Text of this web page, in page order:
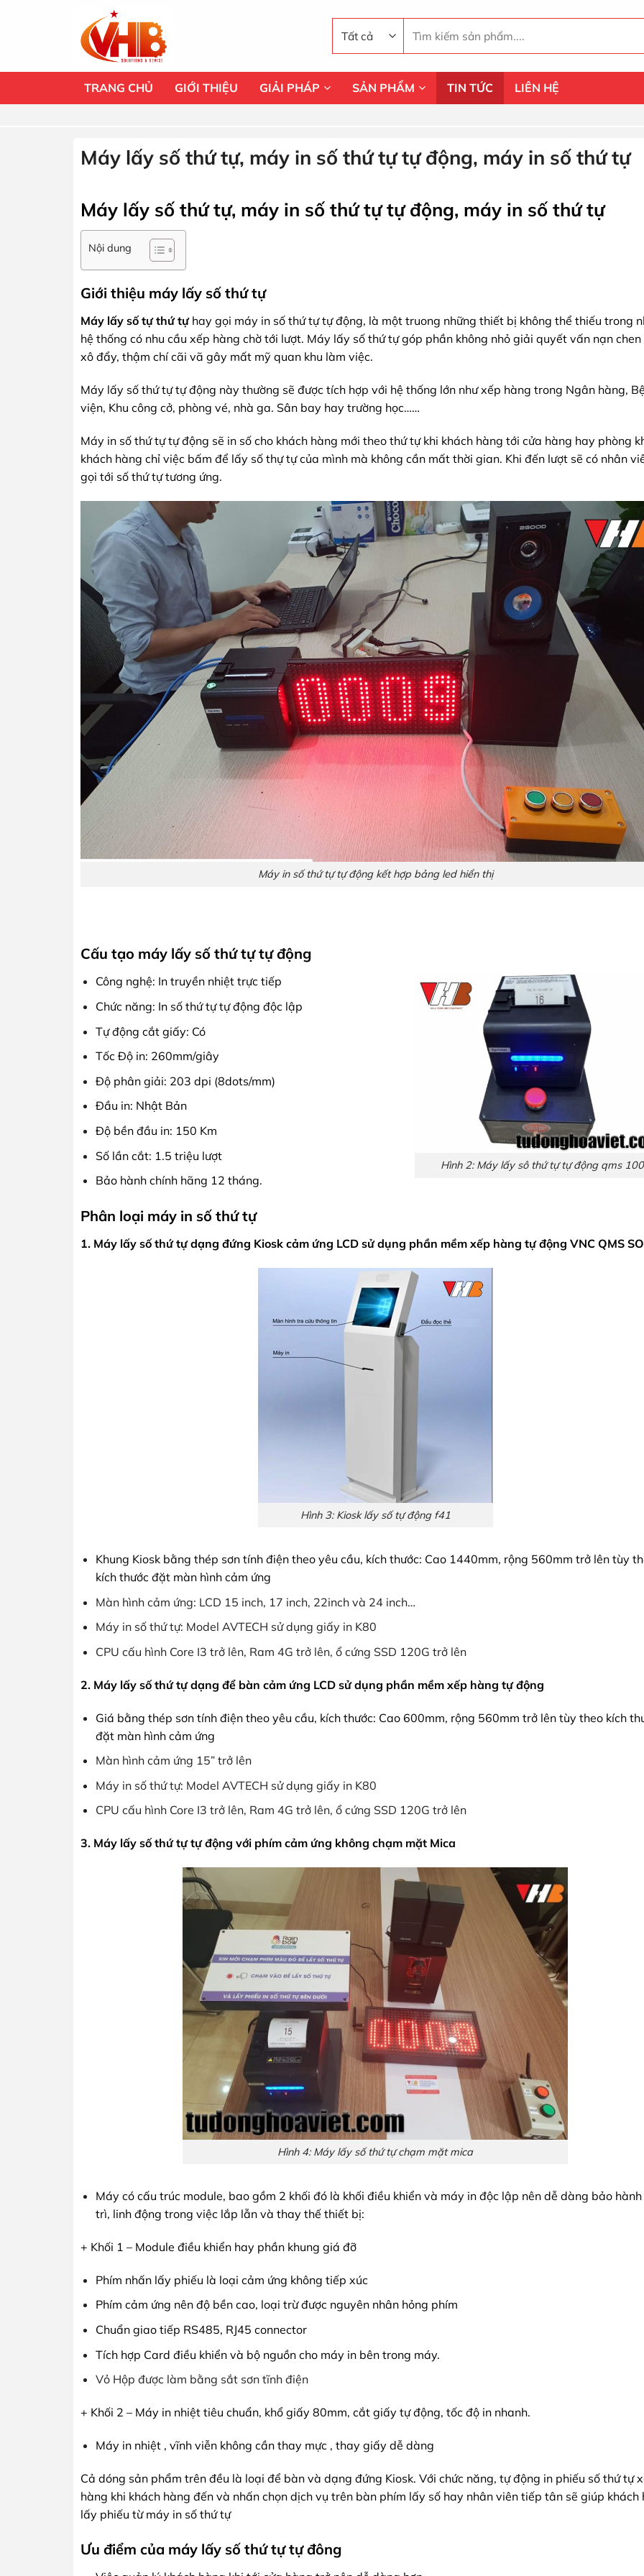
kiếm:
TRANG CHỦ GIỚI THIỆU GIẢI PHÁP SẢN PHẨM TIN TỨC LIÊN HỆ
Máy lấy số thứ tự, máy in số thứ tự tự động, máy in số thứ tự
Máy lấy số thứ tự, máy in số thứ tự tự động, máy in số thứ tự
Nội dung
Giới thiệu máy lấy số thứ tự
Máy lấy số tự thứ tự hay gọi máy in số thứ tự tự động, là một truong những thiết bị không thể thiếu trong
hệ thống có nhu cầu xếp hàng chờ tới lượt. Máy lấy số thứ tự góp phần không nhỏ giải quyết vấn nạn
xô đẩy, thậm chí cãi vã gây mất mỹ quan khu làm việc.
Máy lấy số thứ tự tự động này thường sẽ được tích hợp với hệ thống lớn như xếp hàng trong Ngân hàng,
viện, Khu công cở, phòng vé, nhà ga. Sân bay hay trường học……
Máy in số thứ tự tự động sẽ in số cho khách hàng mới theo thứ tự khi khách hàng tới cửa hàng hay phòng
khách hàng chỉ việc bấm để lấy số thự tự của mình mà không cần mất thời gian. Khi đến lượt sẽ có nhân
gọi tới số thứ tự tương ứng.
Máy in số thứ tự tự động kết hợp bảng led hiển thị
Cấu tạo máy lấy số thứ tự tự động
Hình 2: Máy lấy sô thứ tự tự động qms 100
Công nghệ: In truyền nhiệt trực tiếp
Chức năng: In số thứ tự tự động độc lập
Tự động cắt giấy: Có
Tốc Độ in: 260mm/giây
Độ phân giải: 203 dpi (8dots/mm)
Đầu in: Nhật Bản
Độ bền đầu in: 150 Km
Số lần cắt: 1.5 triệu lượt
Bảo hành chính hãng 12 tháng.
Phân loại máy in số thứ tự
1. Máy lấy số thứ tự dạng đứng Kiosk cảm ứng LCD sử dụng phần mềm xếp hàng tự động VNC QMS
Hình 3: Kiosk lấy số tự động f41
Khung Kiosk bằng thép sơn tính điện theo yêu cầu, kích thước: Cao 1440mm, rộng 560mm trở lên tùy
kích thước đặt màn hình cảm ứng
Màn hình cảm ứng: LCD 15 inch, 17 inch, 22inch và 24 inch…
Máy in số thứ tự: Model AVTECH sử dụng giấy in K80
CPU cấu hình Core I3 trở lên, Ram 4G trở lên, ổ cứng SSD 120G trở lên
2. Máy lấy số thứ tự dạng để bàn cảm ứng LCD sử dụng phần mềm xếp hàng tự động
Giá bằng thép sơn tính điện theo yêu cầu, kích thước: Cao 600mm, rộng 560mm trở lên tùy theo kích
đặt màn hình cảm ứng
Màn hình cảm ứng 15” trở lên
Máy in số thứ tự: Model AVTECH sử dụng giấy in K80
CPU cấu hình Core I3 trở lên, Ram 4G trở lên, ổ cứng SSD 120G trở lên
3. Máy lấy số thứ tự tự động với phím cảm ứng không chạm mặt Mica
Hình 4: Máy lấy số thứ tự chạm mặt mica
Máy có cấu trúc module, bao gồm 2 khối đó là khối điều khiển và máy in độc lập nên dễ dàng bảo
trì, linh động trong việc lắp lẫn và thay thế thiết bị:
+ Khối 1 – Module điều khiển hay phần khung giá đỡ
Phím nhấn lấy phiếu là loại cảm ứng không tiếp xúc
Phím cảm ứng nên độ bền cao, loại trừ được nguyên nhân hỏng phím
Chuẩn giao tiếp RS485, RJ45 connector
Tích hợp Card điều khiển và bộ nguồn cho máy in bên trong máy.
Vỏ Hộp được làm bằng sắt sơn tĩnh điện
+ Khối 2 – Máy in nhiệt tiêu chuẩn, khổ giấy 80mm, cắt giấy tự động, tốc độ in nhanh.
Máy in nhiệt , vĩnh viễn không cần thay mực , thay giấy dễ dàng
Cả dóng sản phẩm trên đều là loại để bàn và dạng đứng Kiosk. Với chức năng, tự động in phiếu số thứ tự
hàng khi khách hàng đến và nhấn chọn dịch vụ trên bàn phím lấy số hay nhân viên tiếp tân sẽ giúp khách
lấy phiếu từ máy in số thứ tự
Ưu điểm của máy lấy số thứ tự tự đông